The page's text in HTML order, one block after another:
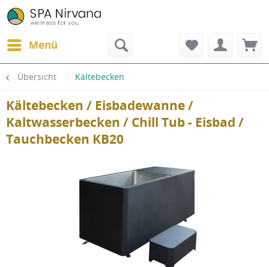
Menü
Übersicht Kältebecken
Kältebecken / Eisbadewanne /
Kaltwasserbecken / Chill Tub - Eisbad /
Tauchbecken KB20